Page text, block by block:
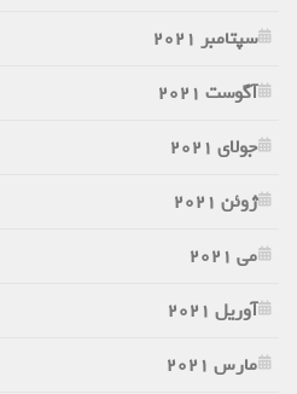
سپتامبر 2021
آگوست 2021
جولای 2021
ژوئن 2021
می 2021
آوریل 2021
مارس 2021